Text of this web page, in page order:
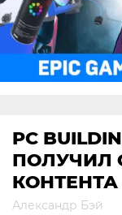
PC
ПОЛУЧИЛ
КОНТЕНТА
Александр Бэй